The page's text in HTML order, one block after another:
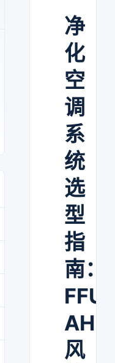
净
化
空
调
系
统
选
型
指
南：
FFU
AHU
风